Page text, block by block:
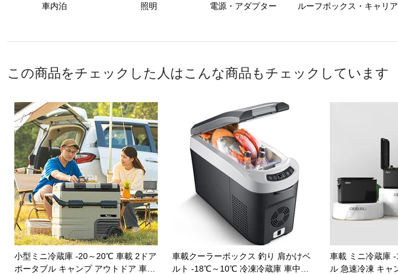
車内泊 照明 電源・アダプター ルーフボックス・キャリア
この商品をチェックした人はこんな商品もチェックしています
車中泊ベッド かわいい 枕付き 電動ポ
ンプ付属 キャンプ用品 エアーベッド
高級車中泊ベッド 枕付き 電動ポンプ
付属 キャンプ用品 エアーベッド 普通
車中泊ベッド 厚手 シガーソケット式
キャンプ用品 エアーベッド 収納袋付